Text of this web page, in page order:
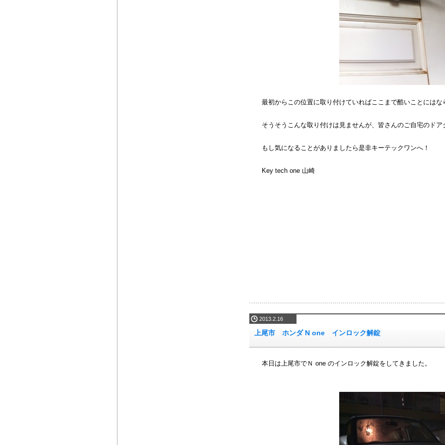
最初からこの位置に取り付けていればここまで酷いことには
そうそうこんな取り付けは見ませんが、皆さんのご自宅のド
もし気になることがありましたら是非キーテックワンへ！
Key tech one 山崎
2013.2.16
上尾市 ホンダ N one インロック解錠
本日は上尾市でＮ one のインロック解錠をしてきました。